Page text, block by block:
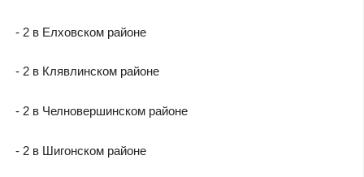
- 2 в Елховском районе
- 2 в Клявлинском районе
- 2 в Челновершинском районе
- 2 в Шигонском районе